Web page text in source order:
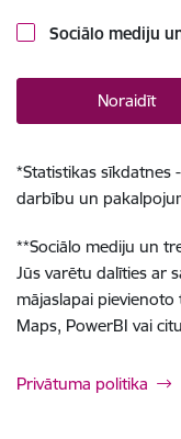
Sociālo mediju
Noraidīt
*Statistikas sīkdatnes
darbību un
**Sociālo mediju un
Jūs varētu dalīties ar
mājaslapai
Maps, PowerBI vai
Privātuma politika